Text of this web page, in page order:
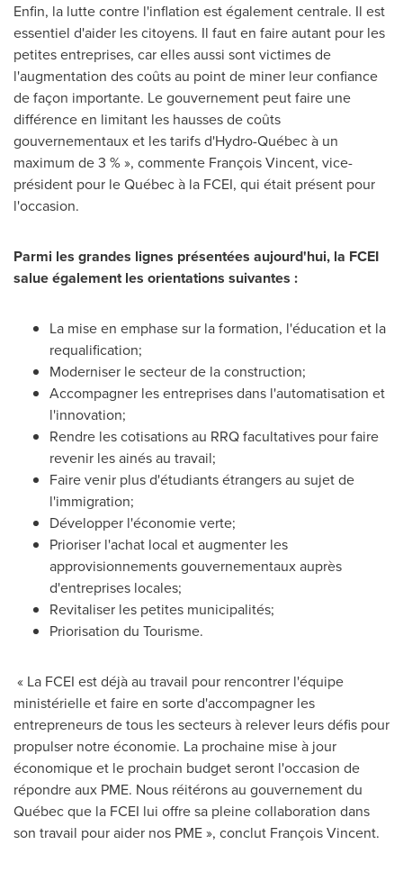
Enfin, la lutte contre l'inflation est également centrale. Il est
essentiel d'aider les citoyens. Il faut en faire autant pour les
petites entreprises, car elles aussi sont victimes de
l'augmentation des coûts au point de miner leur confiance
de façon importante. Le gouvernement peut faire une
différence en limitant les hausses de coûts
gouvernementaux et les tarifs d'Hydro-Québec à un
maximum de 3 % », commente François Vincent, vice-
président pour le Québec à la FCEI, qui était présent pour
l'occasion.
Parmi les grandes lignes présentées aujourd'hui, la FCEI
salue également les orientations suivantes :
La mise en emphase sur la formation, l'éducation et la
requalification;
Moderniser le secteur de la construction;
Accompagner les entreprises dans l'automatisation et
l'innovation;
Rendre les cotisations au RRQ facultatives pour faire
revenir les ainés au travail;
Faire venir plus d'étudiants étrangers au sujet de
l'immigration;
Développer l'économie verte;
Prioriser l'achat local et augmenter les
approvisionnements gouvernementaux auprès
d'entreprises locales;
Revitaliser les petites municipalités;
Priorisation du Tourisme.
« La FCEI est déjà au travail pour rencontrer l'équipe
ministérielle et faire en sorte d'accompagner les
entrepreneurs de tous les secteurs à relever leurs défis pour
propulser notre économie. La prochaine mise à jour
économique et le prochain budget seront l'occasion de
répondre aux PME. Nous réitérons au gouvernement du
Québec que la FCEI lui offre sa pleine collaboration dans
son travail pour aider nos PME », conclut François Vincent.